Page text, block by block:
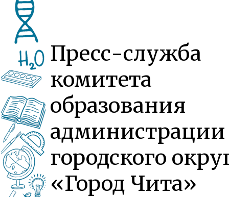
Пресс-служба
комитета
образования
администрации
городского
«Город Чита»